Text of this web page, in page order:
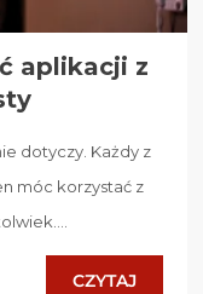
aplikacji z
dotyczy. Każdy z
móc korzystać z
CZYTAJ